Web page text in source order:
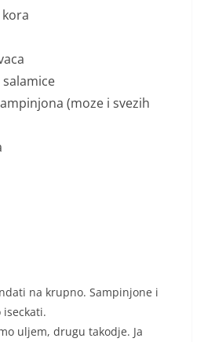
(moze i svezih
na krupno. Sampinjone i
iseckati.
uljem, drugu takodje. Ja